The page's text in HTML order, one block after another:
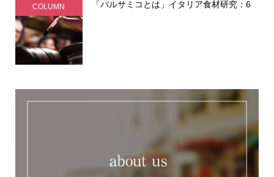
COLUMN 「バルサミコとは」イタリア食材研究：6